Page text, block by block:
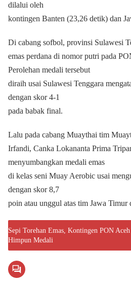
dilalui oleh
kontingen Banten (23,26 detik) dan
Di cabang sofbol, provinsi Sulawesi
emas perdana di nomor putri pada
Perolehan medali tersebut
diraih usai Sulawesi Tenggara
dengan skor 4-1
pada babak final.
Lalu pada cabang Muaythai tim
Irfandi, Canka Lokananta Prima
menyumbangkan medali emas
di kelas seni Muay Aerobic usai
dengan skor 8,7
poin atau unggul atas tim Jawa Timur
Sepi Torehan Emas, Kontingen PON
Himpun Medali